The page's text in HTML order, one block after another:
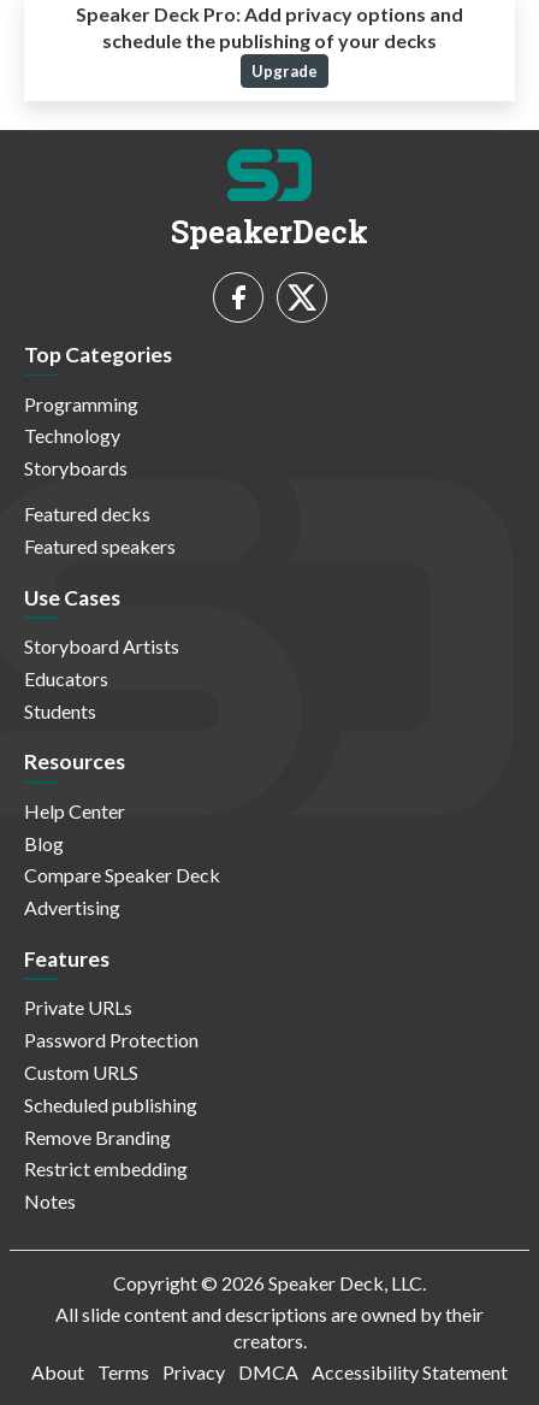
Speaker Deck Pro:Add privacy options and
schedule the publishing of your decks
Upgrade
SpeakerDeck
Top Categories
Programming
Technology
Storyboards
Featured decks
Featured speakers
Use Cases
Storyboard Artists
Educators
Students
Resources
Help Center
Blog
Compare Speaker Deck
Advertising
Features
Private URLs
Password Protection
Custom URLS
Scheduled publishing
Remove Branding
Restrict embedding
Notes
Copyright © 2026 Speaker Deck, LLC.
All slide content and descriptions are owned by their
creators.
About
Terms Privacy DMCA Accessibility Statement